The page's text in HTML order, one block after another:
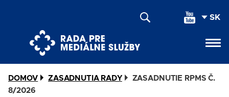
DOMOV ZASADNUTIA RADY
ZASADNUTIE RPMS Č.
8/2026